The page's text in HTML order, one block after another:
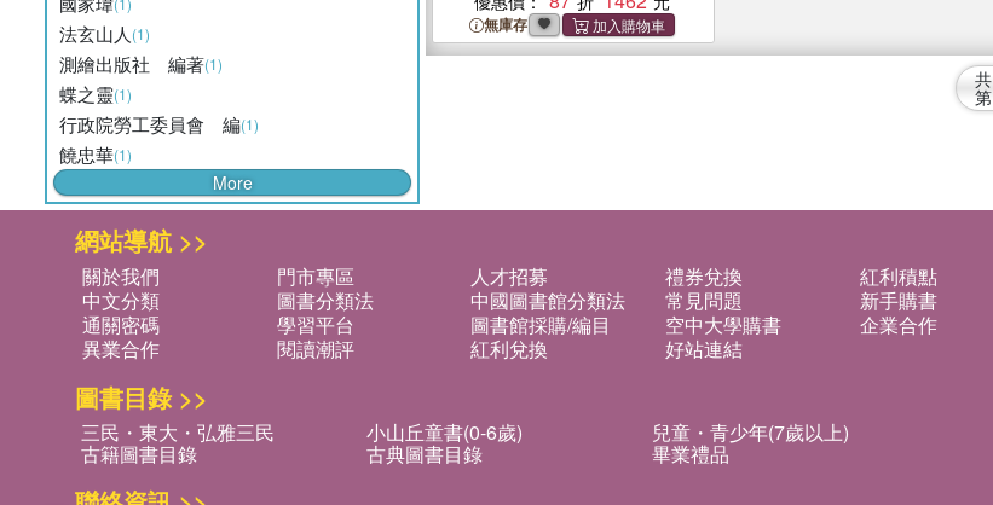
法玄山人 (1)
測繪出版社 編著(1)
蝶之靈(1)
行政院勞工委員會 編(1)
饒忠華(1)
More
無庫存
共
第
網站導航 >>
關於我們 門市專區 人才招募 禮券兌換
紅利積點
中文分類
圖書分類法 中國圖書館分類法 常見問題
新手購書
通關密碼
學習平台 圖書館採購/編目 空中大學購書
企業合作
異業合作
閱讀潮評 紅利兌換 好站連結
圖書目錄 >>
三民・東大・弘雅三民 小山丘童書(0-6歲) 兒童・青少年(7歲以上)
古籍圖書目錄 古典圖書目錄 畢業禮品